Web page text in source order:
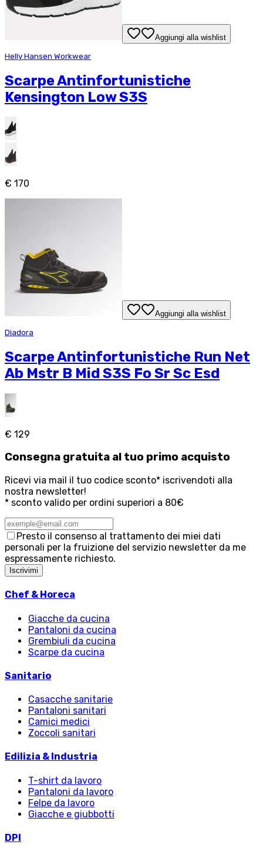
Aggiungi alla wishlist
Helly Hansen Workwear
Scarpe Antinfortunistiche
Kensington Low S3S
€ 170
Aggiungi alla wishlist
Diadora
Scarpe Antinfortunistiche Run Net
Ab Mstr B Mid S3S Fo Sr Sc Esd
€ 129
Consegna gratuita al tuo primo acquisto
Ricevi via mail il tuo codice sconto* iscrivendoti alla
nostra newsletter!
* sconto valido per ordini superiori a 80€
Presto il consenso al trattamento dei miei dati
personali per la fruizione del servizio newsletter da me
espressamente richiesto.
Iscrivimi
Chef & Horeca
Giacche da cucina
Pantaloni da cucina
Grembiuli da cucina
Scarpe da cucina
Sanitario
Casacche sanitarie
Pantaloni sanitari
Camici medici
Zoccoli sanitari
Edilizia & Industria
T-shirt da lavoro
Pantaloni da lavoro
Felpe da lavoro
Giacche e giubbotti
DPI